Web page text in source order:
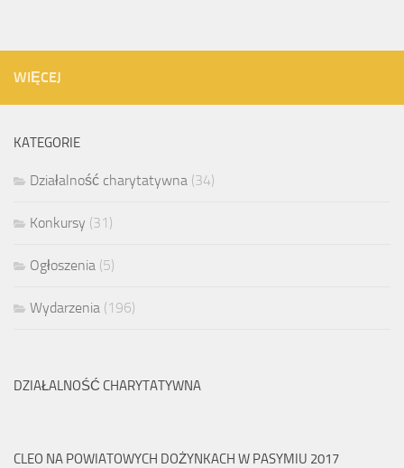
WIĘCEJ
KATEGORIE
Działalność charytatywna (34)
Konkursy (31)
Ogłoszenia (5)
Wydarzenia (196)
DZIAŁALNOŚĆ CHARYTATYWNA
CLEO NA POWIATOWYCH DOŻYNKACH W PASYMIU 2017